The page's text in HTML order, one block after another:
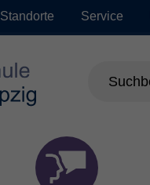
Standorte Service